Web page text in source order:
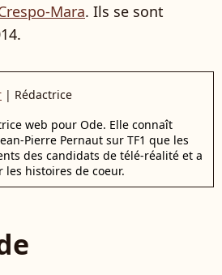
Mara. Ils se sont
| Rédactrice
web pour Ode. Elle connaît
Pierre Pernaut sur TF1 que les
des candidats de télé-réalité et a
histoires de coeur.